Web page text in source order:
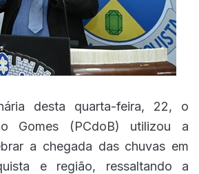
desta quarta-feira, 22, o
Gomes (PCdoB) utilizou a
a chegada das chuvas em
e região, ressaltando a